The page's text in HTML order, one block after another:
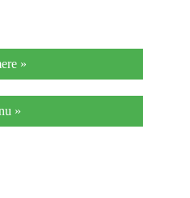
pixels
»
»